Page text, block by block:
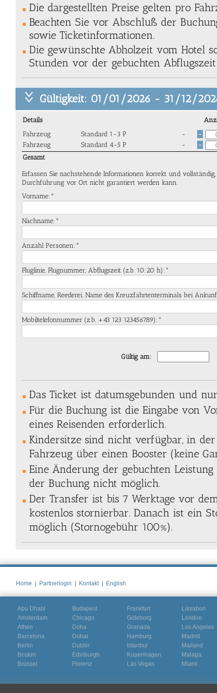
Die dargestellten Preise gelten pro
Beachten Sie vor Abschluß der
sowie Ticketinformationen.
Die gewünschte Abholzeit vom Hotel
Stunden vor der gebuchten
Gültigkeit: 01/01/2026 - 31/12/
Details
Fahrzeug
Standard 1-3 P - -
Fahrzeug Standard 4-5 P - -
Gesamt
Erfassen Sie nachstehende Informationen korrekt und
Durchführung vor Ort nicht garantiert werden kann.
Vorname:*
Nachname:*
Anzahl Personen:*
Fluglinie, Flugnummer, Abflugszeit (z.b. 10:20 h):*
Schiffname, Reederei, Name des Kreuzfahrtenterminals bei
Mobiltelefonnummer (z.b. +43 123 123456789):*
Gültig am:
Das Ticket ist datumsgebunden und
Für die Buchung ist die Eingabe von
eines Reisenden erforderlich.
Kindersitze sind nicht verfügbar, in
Fahrzeug über einen Booster (keine
Eine Änderung der gebuchten
der Buchung nicht möglich.
Der Transfer ist bis 7 Werktage vor
kostenlos stornierbar. Danach ist ein
möglich (Stornogebühr 100%).
Home | Partnerlogin | Kontakt | English
Abu Dhabi
Amsterdam
Athen
Barcelona
Berlin
Boston
Brüssel
Budapest
Chicago
Doha
Dubai
Dublin
Edinburgh
Florenz
Frankfurt
Göteborg
Granada
Hamburg
Istanbul
Kopenhagen
Las Vegas
Lissabon
London
Los Angeles
Madrid
Mailand
Malaga
Miami